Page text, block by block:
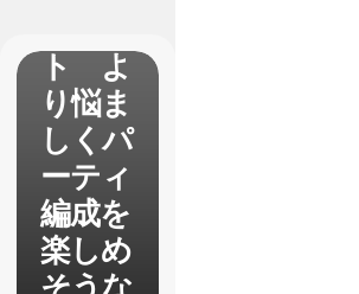
ト よ
り悩ま
しくパ
ーティ
編成を
楽しめ
そうな